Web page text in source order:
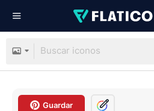
Guardar